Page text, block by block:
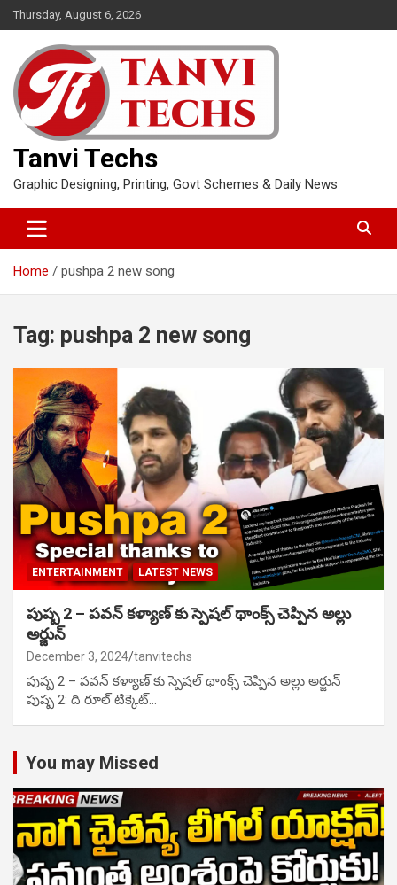
Skip
to
content
Thursday, August 6, 2026
Tanvi Techs
Graphic Designing, Printing, Govt Schemes & Daily News
Home pushpa 2 new song
Tag: pushpa 2 new song
ENTERTAINMENT LATEST NEWS
పుష్ప 2 – పవన్ కళ్యాణ్ కు స్పెషల్ థాంక్స్ చెప్పిన అల్లు
అర్జున్
December 3, 2024 tanvitechs
పుష్ప 2 – పవన్ కళ్యాణ్ కు స్పెషల్ థాంక్స్ చెప్పిన అల్లు అర్జున్
పుష్ప 2: ది రూల్ టిక్కెట్…
You may Missed